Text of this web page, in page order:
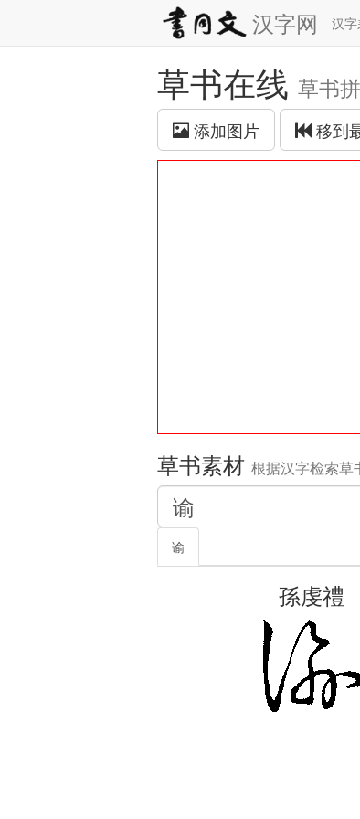
汉字网 汉
草书在线 草书
添加图片 移到
草书素材 根据汉字检索草
谕
孫虔禮